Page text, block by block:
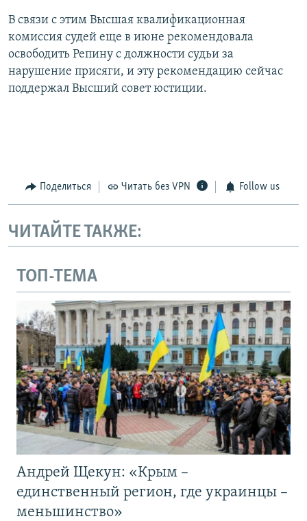
В связи с этим Высшая квалификационная
комиссия судей еще в июне рекомендовала
освободить Репину с должности судьи за
нарушение присяги, и эту рекомендацию сейчас
поддержал Высший совет юстиции.
Поделиться Читать без VPN Follow us
ЧИТАЙТЕ ТАКЖЕ:
ТОП-ТЕМА
Андрей Щекун: «Крым –
единственный регион, где украинцы –
меньшинство»